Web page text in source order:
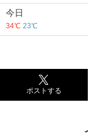
今日
34℃ 23℃
ポストする